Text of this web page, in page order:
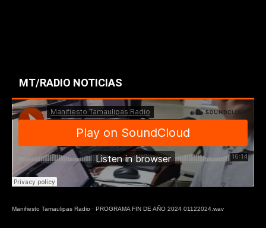
MT/RADIO NOTICIAS
Manifiesto Tamaulipas Radio · PROGRAMA FIN DE AÑO 2024 01122024.wav